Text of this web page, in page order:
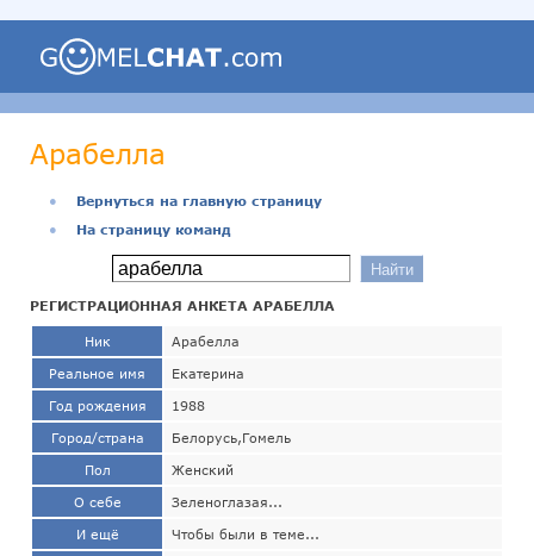
Арабелла
●
Вернуться на главную страницу
●
На страницу команд
РЕГИСТРАЦИОННАЯ АНКЕТА АРАБЕЛЛА
Ник Арабелла
Реальное имя Екатерина
Год рождения 1988
Город/страна Белорусь,Гомель
Пол Женский
О себе Зеленоглазая...
И ещё Чтобы были в теме...